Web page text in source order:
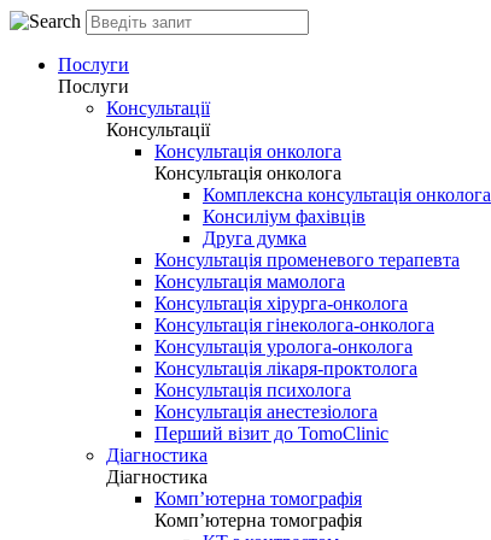
Послуги
Послуги
Консультації
Консультації
Консультація онколога
Консультація онколога
Комплексна консультація онколога
Консиліум фахівців
Друга думка
Консультація променевого терапевта
Консультація мамолога
Консультація хірурга-онколога
Консультація гінеколога-онколога
Консультація уролога-онколога
Консультація лікаря-проктолога
Консультація психолога
Консультація анестезіолога
Перший візит до TomoClinic
Діагностика
Діагностика
Комп’ютерна томографія
Комп’ютерна томографія